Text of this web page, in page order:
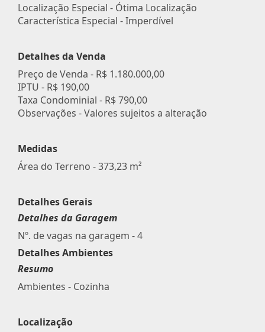
Localização Especial - Ótima Localização
Característica Especial - Imperdível
Detalhes da Venda
Preço de Venda - R$ 1.180.000,00
IPTU - R$ 190,00
Taxa Condominial - R$ 790,00
Observações - Valores sujeitos a alteração
Medidas
Área do Terreno - 373,23 m²
Detalhes Gerais
Detalhes da Garagem
Nº. de vagas na garagem - 4
Detalhes Ambientes
Resumo
Ambientes - Cozinha
Localização